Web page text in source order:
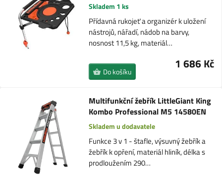
Skladem 1 ks
Přídavná rukojeť a organizér k uložení
nástrojů, nářadí, nádob na barvy,
nosnost 11,5 kg, materiál…
1 686 Kč
Do košíku
Multifunkční žebřík LittleGiant King
Kombo Professional M5 14580EN
Skladem u dodavatele
Funkce 3 v 1 - štafle, výsuvný žebřík a
žebřík k opření, materiál hliník, délka s
prodloužením 290…